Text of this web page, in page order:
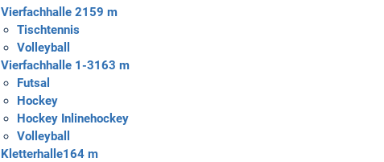
Vierfachhalle 2159 m
Tischtennis
Volleyball
Vierfachhalle 1-3163 m
Futsal
Hockey
Hockey Inlinehockey
Volleyball
Kletterhalle164 m